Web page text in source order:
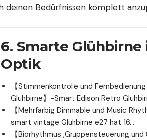
Bedürfnissen komplett
6. Smarte Glühbirne
Optik
【Stimmenkontrolle und
Glühbirne】-Smart Edison Retro
【Mehrfarbig Dimmable und Music
smart vintage Glühbirne e27 hat 16…
【Biorhythmus ,Gruppensteuerung